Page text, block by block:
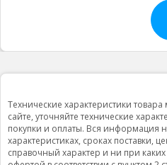
Технические характеристики товара
сайте, уточняйте технические
покупки и оплаты. Вся информация
характеристиках, сроках поставки,
справочный характер и ни при